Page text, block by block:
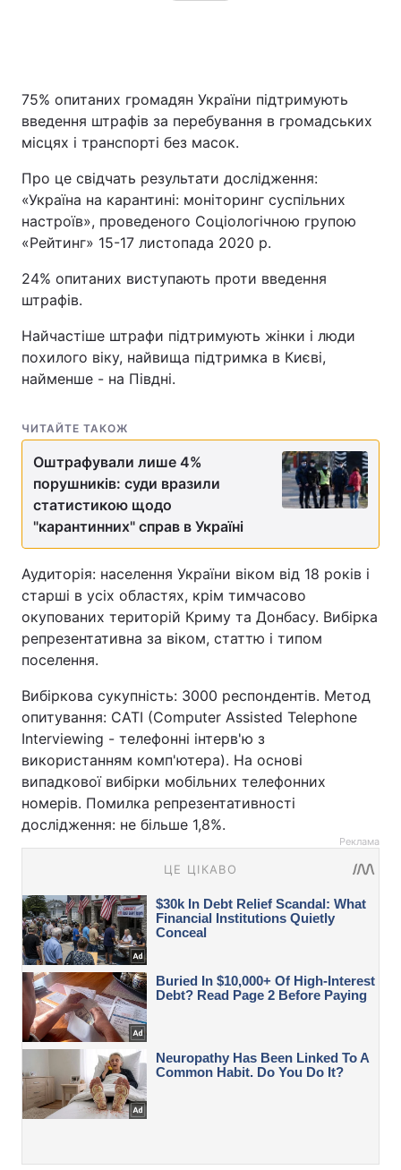
75% опитаних громадян України підтримують
введення штрафів за перебування в громадських
місцях і транспорті без масок.
Про це свідчать результати дослідження:
«Україна на карантині: моніторинг суспільних
настроїв», проведеного Соціологічною групою
«Рейтинг» 15-17 листопада 2020 р.
24% опитаних виступають проти введення
штрафів.
Найчастіше штрафи підтримують жінки і люди
похилого віку, найвища підтримка в Києві,
найменше - на Півдні.
ЧИТАЙТЕ ТАКОЖ
Оштрафували лише 4%
порушників: суди вразили
статистикою щодо
"карантинних" справ в Україні
Аудиторія: населення України віком від 18 років і
старші в усіх областях, крім тимчасово
окупованих територій Криму та Донбасу. Вибірка
репрезентативна за віком, статтю і типом
поселення.
Вибіркова сукупність: 3000 респондентів. Метод
опитування: CATI (Computer Assisted Telephone
Interviewing - телефонні інтерв'ю з
використанням комп'ютера). На основі
випадкової вибірки мобільних телефонних
номерів. Помилка репрезентативності
дослідження: не більше 1,8%.
Реклама